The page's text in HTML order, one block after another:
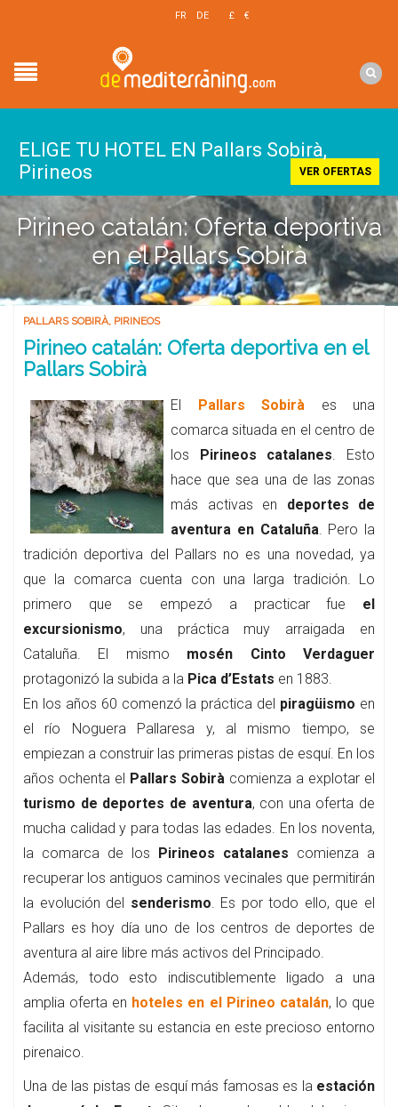
FR DE £ €
ELIGE TU HOTEL EN Pallars Sobirà,
Pirineos
VER OFERTAS
Pirineo catalán: Oferta deportiva
en el Pallars Sobirà
PALLARS SOBIRÀ, PIRINEOS
Pirineo catalán: Oferta deportiva en el
Pallars Sobirà
El Pallars Sobirà es una
comarca situada en el centro de
los Pirineos catalanes. Esto
hace que sea una de las zonas
más activas en deportes de
aventura en Cataluña. Pero la
tradición deportiva del Pallars no es una novedad, ya
que la comarca cuenta con una larga tradición. Lo
primero que se empezó a practicar fue el
excursionismo, una práctica muy arraigada en
Cataluña. El mismo mosén Cinto Verdaguer
protagonizó la subida a la Pica d’Estats en 1883.
En los años 60 comenzó la práctica del piragüismo en
el río Noguera Pallaresa y, al mismo tiempo, se
empiezan a construir las primeras pistas de esquí. En los
años ochenta el Pallars Sobirà comienza a explotar el
turismo de deportes de aventura, con una oferta de
mucha calidad y para todas las edades. En los noventa,
la comarca de los Pirineos catalanes comienza a
recuperar los antiguos caminos vecinales que permitirán
la evolución del senderismo. Es por todo ello, que el
Pallars es hoy día uno de los centros de deportes de
aventura al aire libre más activos del Principado.
Además, todo esto indiscutiblemente ligado a una
amplia oferta en hoteles en el Pirineo catalán, lo que
facilita al visitante su estancia en este precioso entorno
pirenaico.
Una de las pistas de esquí más famosas es la estación